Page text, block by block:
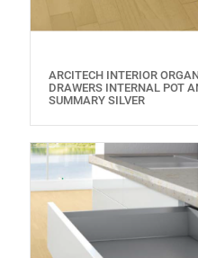
ARCITECH INTERIOR
DRAWERS INTERNAL POT
SUMMARY SILVER